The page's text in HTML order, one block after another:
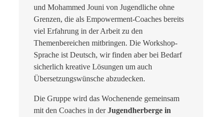
und Mohammed Jouni von Jugendliche ohne
Grenzen, die als Empowerment-Coaches bereits
viel Erfahrung in der Arbeit zu den
Themenbereichen mitbringen. Die Workshop-
Sprache ist Deutsch, wir finden aber bei Bedarf
sicherlich kreative Lösungen um auch
Übersetzungswünsche abzudecken.
Die Gruppe wird das Wochenende gemeinsam
mit den Coaches in derJugendherberge in